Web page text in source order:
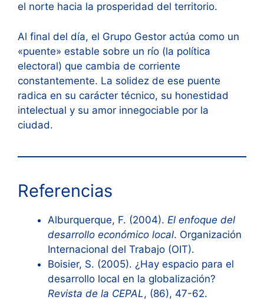
el norte hacia la prosperidad del territorio.
Al final del día, el Grupo Gestor actúa como un
«puente» estable sobre un río (la política
electoral) que cambia de corriente
constantemente. La solidez de ese puente
radica en su carácter técnico, su honestidad
intelectual y su amor innegociable por la
ciudad.
Referencias
Alburquerque, F. (2004). El enfoque del
desarrollo económico local. Organización
Internacional del Trabajo (OIT).
Boisier, S. (2005). ¿Hay espacio para el
desarrollo local en la globalización?
Revista de la CEPAL, (86), 47-62.